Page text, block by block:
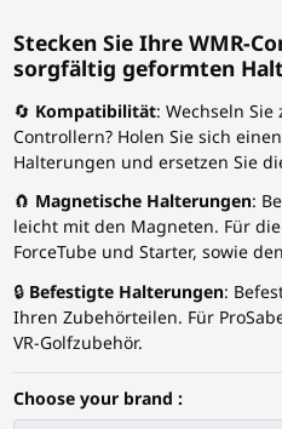
Stecken Sie Ihre WMR-
sorgfältig geformten
🔄 Kompatibilität: Wechseln Sie
Controllern? Holen Sie sich
Halterungen und ersetzen Sie
🧲 Magnetische Halterungen:
leicht mit den Magneten. Für
ForceTube und Starter, sowie
🔒 Befestigte Halterungen:
Ihren Zubehörteilen. Für
VR-Golfzubehör.
Choose your brand :